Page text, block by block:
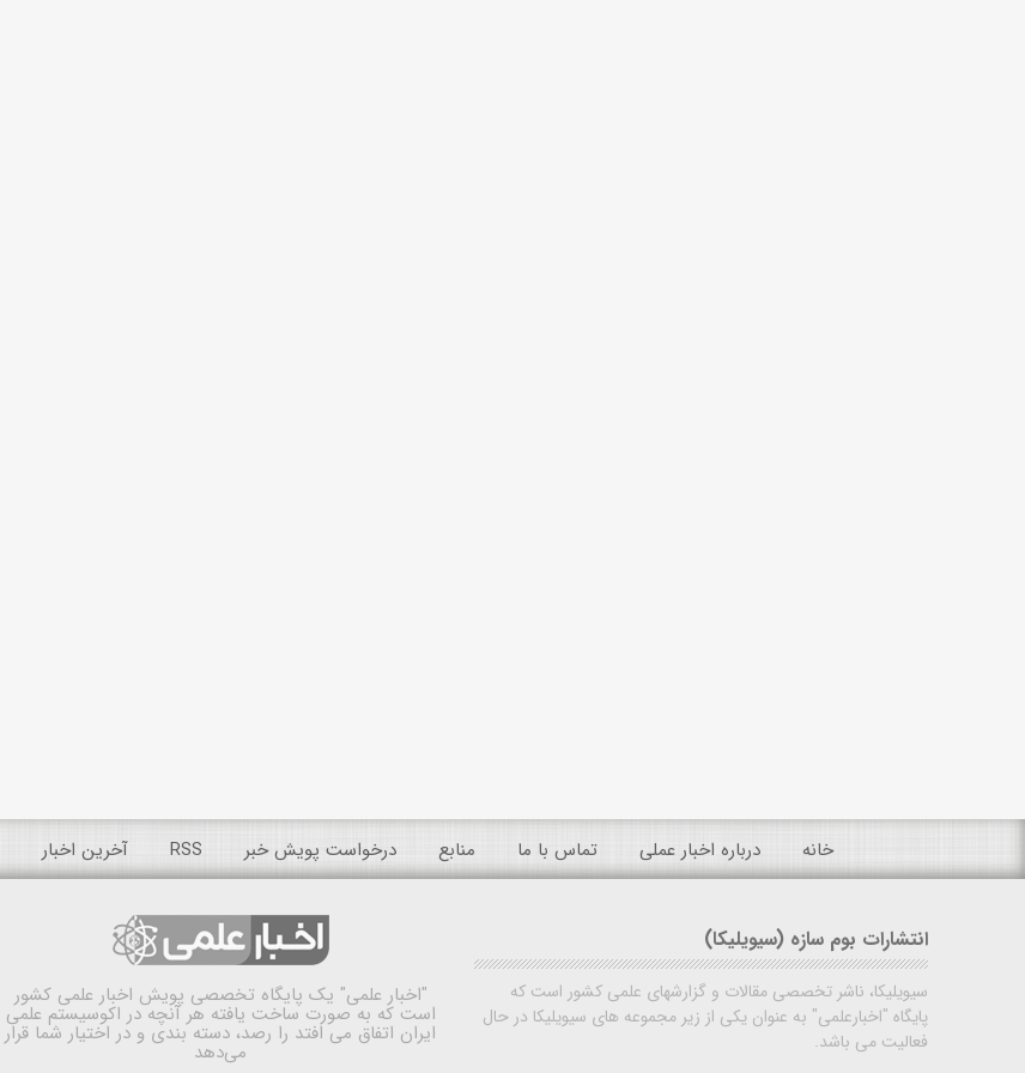
خانه درباره اخبار عملی تماس با ما منابع درخواست پویش خبر RSS آخرین اخبار
انتشارات بوم سازه (سیویلیکا)
سیویلیکا، ناشر تخصصی مقالات و گزارشهای علمی کشور است که
پایگاه "اخبارعلمی" به عنوان یکی از زیر مجموعه های سیویلیکا در حال
فعالیت می باشد.
"اخبار علمی" یک پایگاه تخصصی پویش اخبار علمی کشور
است که به صورت ساخت یافته هر آنچه در اکوسیستم علمی
ایران اتفاق می افتد را رصد، دسته بندی و در اختیار شما قرار
می‌دهد